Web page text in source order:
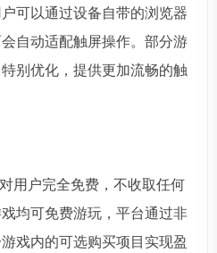
户可以通过设备自带的浏览器
自动适配触屏操作。部分游
别优化，提供更加流畅的触
用户完全免费，不收取任何
均可免费游玩，平台通过非
戏内的可选购买项目实现盈